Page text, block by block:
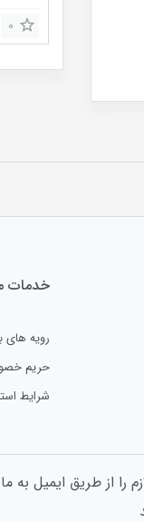
0
خدمات
رویه های
حریم
شرایط
را از طریق ایمیل به ما